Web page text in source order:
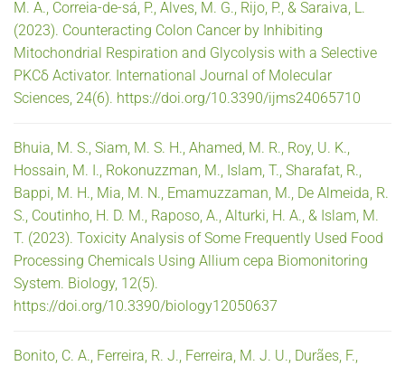
M. A., Correia-de-sá, P., Alves, M. G., Rijo, P., & Saraiva, L.
(2023). Counteracting Colon Cancer by Inhibiting
Mitochondrial Respiration and Glycolysis with a Selective
PKCδ Activator. International Journal of Molecular
Sciences, 24(6). https://doi.org/10.3390/ijms24065710
Bhuia, M. S., Siam, M. S. H., Ahamed, M. R., Roy, U. K.,
Hossain, M. I., Rokonuzzman, M., Islam, T., Sharafat, R.,
Bappi, M. H., Mia, M. N., Emamuzzaman, M., De Almeida, R.
S., Coutinho, H. D. M., Raposo, A., Alturki, H. A., & Islam, M.
T. (2023). Toxicity Analysis of Some Frequently Used Food
Processing Chemicals Using Allium cepa Biomonitoring
System. Biology, 12(5).
https://doi.org/10.3390/biology12050637
Bonito, C. A., Ferreira, R. J., Ferreira, M. J. U., Durães, F.,